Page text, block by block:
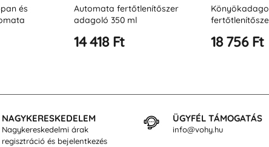
Könyökadagoló folyékony
fertőtlenítőszerekhez 0,5l
18 756 Ft
Fekete
18 756 Ft
NAGYKERESKEDELEM
Nagykereskedelmi árak
regisztráció és bejelentkezés
ÜGYFÉL TÁMOGATÁS
info@vohy.hu